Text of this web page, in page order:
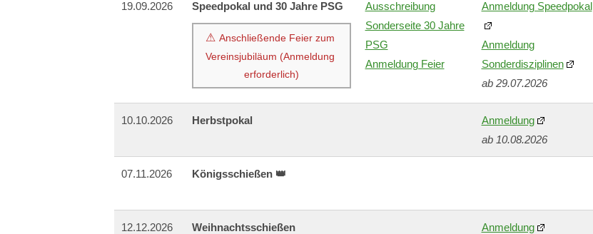
19.09.2026 Speedpokal und 30 Jahre PSG
Anschließende Feier zum
Vereinsjubiläum (Anmeldung
erforderlich)
Ausschreibung
Sonderseite 30 Jahre
PSG
Anmeldung Feier
Anmeldung Speedpokal
Anmeldung
Sonderdisziplinen
ab 29.07.2026
10.10.2026 Herbstpokal
Anmeldung
ab 10.08.2026
07.11.2026 Königsschießen 👑
12.12.2026 Weihnachtsschießen
Anmeldung